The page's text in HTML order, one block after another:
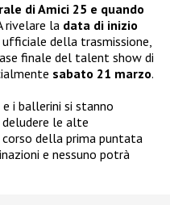
di Amici 25 e quando
rivelare la data di inizio
della trasmissione,
finale del talent show di
sabato 21 marzo.
i ballerini si stanno
deludere le alte
della prima puntata
e nessuno potrà